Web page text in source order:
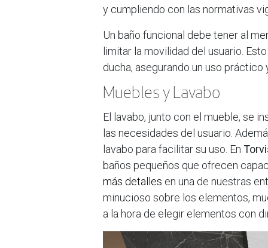
y cumpliendo con las normativas
Un baño funcional debe tener al
limitar la movilidad del usuario.
ducha, asegurando un uso práctico
Muebles y Lavabo
El lavabo, junto con el mueble, se
las necesidades del usuario.
lavabo para facilitar su uso. En
baños pequeños que ofrecen
más detalles en una de nuestras
minucioso sobre los elementos,
a la hora de elegir elementos con